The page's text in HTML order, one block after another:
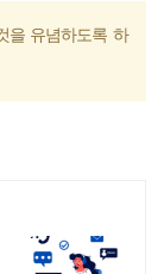
을 유념하도록 하